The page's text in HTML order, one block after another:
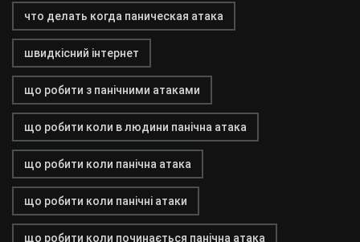
что делать когда паническая атака
швидкісний інтернет
що робити з панічними атаками
що робити коли в людини панічна атака
що робити коли панічна атака
що робити коли панічні атаки
що робити коли починається панічна атака